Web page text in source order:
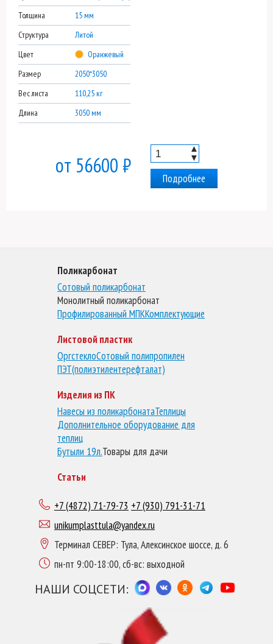
Толщина
15 мм
Структура
Литой
Цвет
Оранжевый
Размер
2050*3050
Вес листа
110,25 кг
Длина
3050 мм
от 56600 ₽
▲
▼
Подробнее
Поликарбонат
Сотовый поликарбонат
Монолитный поликарбонат
Профилированный МПККомплектующие
Листовой пластик
ОргстеклоСотовый полипропилен
ПЭТ(полиэтилентерефталат)
Изделия из ПК
Навесы из поликарбонатаТеплицы
Дополнительное оборудование для
теплиц
Бутыли 19л.Товары для дачи
Статьи
+7 (4872) 71-79-73 +7 (930) 791-31-71
unikumplasttula@yandex.ru
Терминал СЕВЕР: Тула, Алексинское шоссе, д. 6
пн-пт 9:00-18:00, сб-вс: выходной
НАШИ СОЦСЕТИ: